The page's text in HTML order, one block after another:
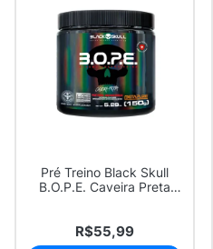
Pré Treino Black Skull
B.O.P.E. Caveira Preta
R$55,99